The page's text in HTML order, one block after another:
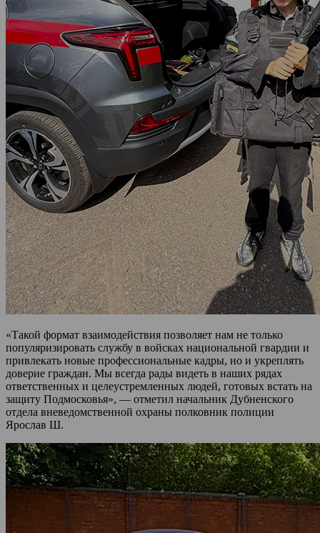
«Такой формат взаимодействия позволяет нам не только
популяризировать службу в войсках национальной гвардии и
привлекать новые профессиональные кадры, но и укреплять
доверие граждан. Мы всегда рады видеть в наших рядах
ответственных и целеустремленных людей, готовых встать на
защиту Подмосковья», — отметил начальник Дубненского
отдела вневедомственной охраны полковник полиции
Ярослав Ш.